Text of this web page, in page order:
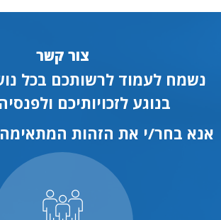
צור קשר
נשמח לעמוד לרשותכם בכל
בנוגע לזכויותיכם
אנא בחר/י את הזהות המתאימה